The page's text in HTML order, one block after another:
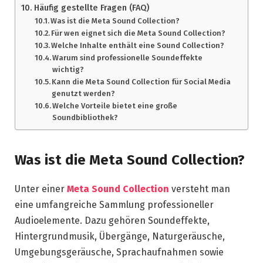
Häufig gestellte Fragen (FAQ)
Was ist die Meta Sound Collection?
Für wen eignet sich die Meta Sound Collection?
Welche Inhalte enthält eine Sound Collection?
Warum sind professionelle Soundeffekte
wichtig?
Kann die Meta Sound Collection für Social Media
genutzt werden?
Welche Vorteile bietet eine große
Soundbibliothek?
Was ist die Meta Sound Collection?
Unter einer Meta Sound Collection versteht man
eine umfangreiche Sammlung professioneller
Audioelemente. Dazu gehören Soundeffekte,
Hintergrundmusik, Übergänge, Naturgeräusche,
Umgebungsgeräusche, Sprachaufnahmen sowie